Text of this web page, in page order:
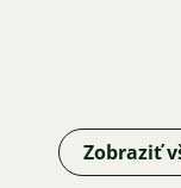
Zobraziť